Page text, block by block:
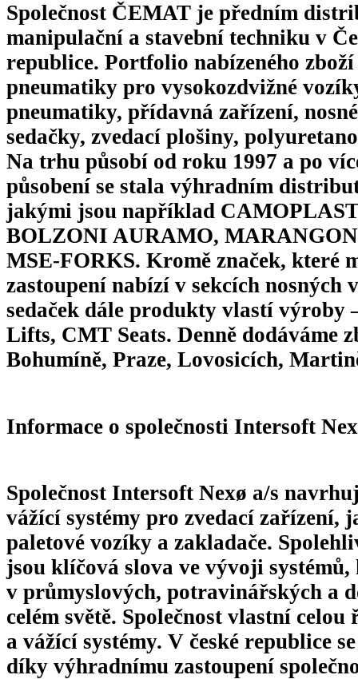
Společnost ČEMAT je předním
manipulační a stavební techniku v
republice. Portfolio nabízeného
pneumatiky pro vysokozdvižné
pneumatiky, přídavná zařízení,
sedačky, zvedací plošiny,
Na trhu působí od roku 1997 a po
působení se stala výhradním
jakými jsou například
BOLZONI AURAMO,
MSE-FORKS. Kromě značek, které
zastoupení nabízí v sekcích nosných
sedaček dále produkty vlastí
Lifts, CMT Seats. Denně dodáváme
Bohumíně, Praze, Lovosicích,
Informace o společnosti Intersoft
Společnost Intersoft Nexø a/s
vážící systémy pro zvedací zařízení,
paletové vozíky a zakladače.
jsou klíčová slova ve vývoji
v průmyslových, potravinářských a
celém světě. Společnost vlastní
a vážící systémy. V české republice
díky výhradnímu zastoupení